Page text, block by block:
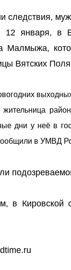
следствия,
12 января, в
Малмыжа,
Вятских
жительница
дни у неё в
в УМВД
в Кировской